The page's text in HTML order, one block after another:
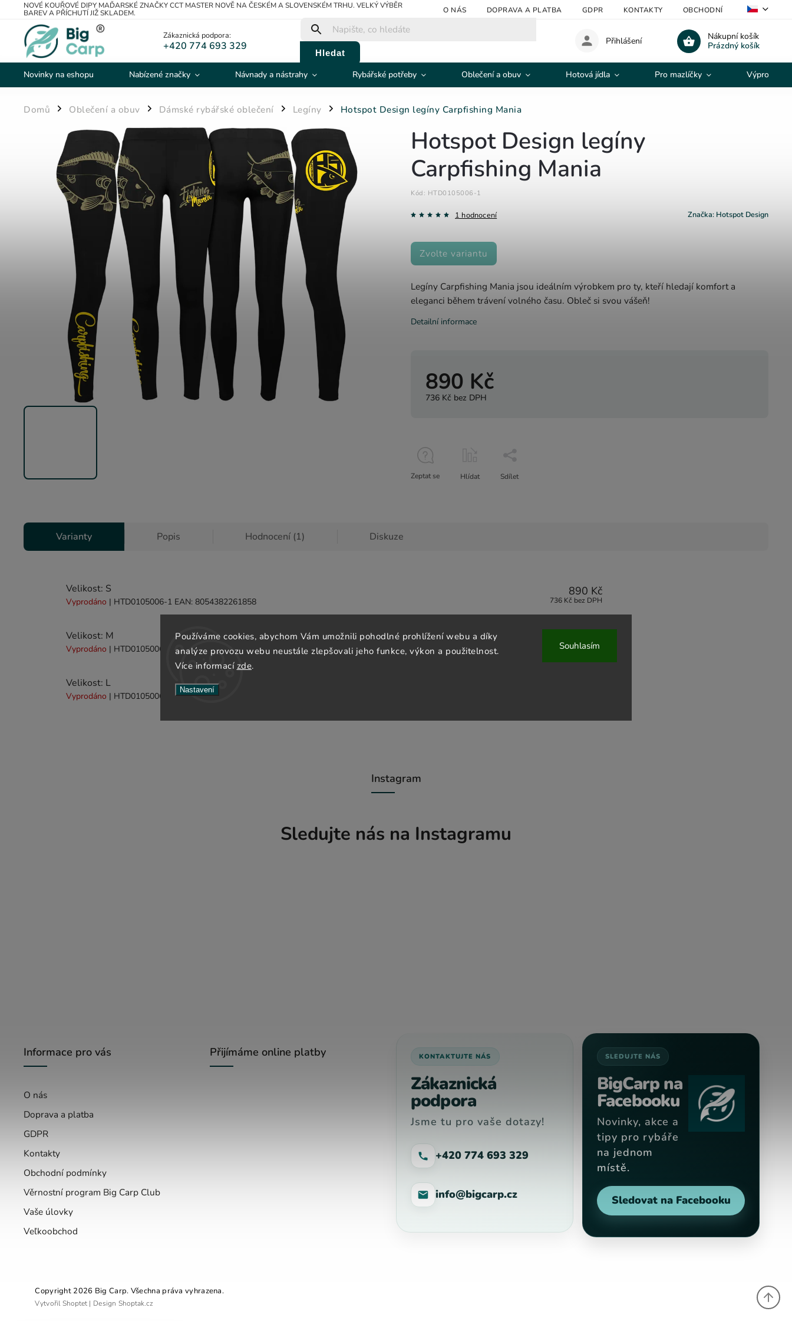
Používáme cookies, abychom Vám umožnili pohodlné prohlížení webu a díky
analýze provozu webu neustále zlepšovali jeho funkce, výkon a použitelnost.
Více informací zde.
Nastavení
Souhlasím
NOVÉ KOUŘOVÉ DIPY MAĎARSKÉ ZNAČKY CCT MASTER NOVĚ NA ČESKÉM A SLOVENSKÉM TRHU. VELKÝ VÝBĚR
BAREV A PŘÍCHUTÍ JIŽ SKLADEM.
O NÁS DOPRAVA A PLATBA GDPR KONTAKTY OBCHODNÍ PODMÍNKY
Zákaznická podpora:
+420 774 693 329
Hledat
Nákupní košík
Prázdný košík
Přihlášení
Novinky na eshopu Nabízené značky Návnady a nástrahy Rybářské potřeby Oblečení a obuv Hotová jídla Pro mazlíčky Výprodej
Domů / Oblečení a obuv / Dámské rybářské oblečení / Legíny / Hotspot Design legíny Carpfishing Mania
890 Kč
736 Kč bez DPH
Hotspot Design legíny
Carpfishing Mania
Kód: HTD0105006-1
1 hodnocení Značka: Hotspot Design
Zvolte variantu
Legíny Carpfishing Mania jsou ideálním výrobkem pro ty, kteří hledají komfort a
eleganci během trávení volného času. Obleč si svou vášeň!
Detailní informace
Zeptat se Hlídat Sdílet
Varianty Popis Hodnocení (1) Diskuze
Velikost: S
Vyprodáno | HTD0105006-1 EAN: 8054382261858
890 Kč
736 Kč bez DPH
Velikost: M
Vyprodáno | HTD0105006-2 EAN: 8054382261865
890 Kč
736 Kč bez DPH
Velikost: L
Vyprodáno | HTD0105006-3 EAN: 8054382261872
Instagram
Sledujte nás na Instagramu
Informace pro vás
O nás
Doprava a platba
GDPR
Kontakty
Obchodní podmínky
Věrnostní program Big Carp Club
Vaše úlovky
Veľkoobchod
Přijímáme online platby KONTAKTUJTE NÁS
Zákaznická
podpora
Jsme tu pro vaše dotazy!
+420 774 693 329
info@bigcarp.cz
SLEDUJTE NÁS
BigCarp na
Facebooku
Novinky, akce a
tipy pro rybáře
na jednom
místě.
Sledovat na Facebooku
Copyright 2026 Big Carp. Všechna práva vyhrazena.
VytvořilShoptet | DesignShoptak.cz